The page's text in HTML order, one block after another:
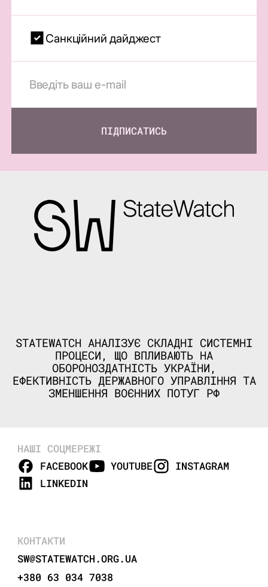
Санкційний дайджест
ПІДПИСАТИСЬ
STATEWATCH АНАЛІЗУЄ СКЛАДНІ СИСТЕМНІ
ПРОЦЕСИ, ЩО ВПЛИВАЮТЬ НА
ОБОРОНОЗДАТНІСТЬ УКРАЇНИ,
ЕФЕКТИВНІСТЬ ДЕРЖАВНОГО УПРАВЛІННЯ ТА
ЗМЕНШЕННЯ ВОЄННИХ ПОТУГ РФ
НАШІ СОЦМЕРЕЖІ
FACEBOOK
YOUTUBE
INSTAGRAM
LINKEDIN
КОНТАКТИ
SW@STATEWATCH.ORG.UA
+380 63 034 7038